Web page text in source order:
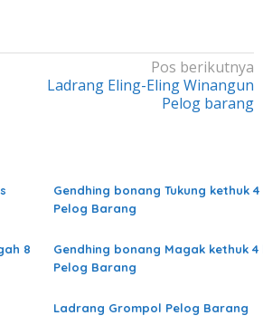
Pos berikutnya
Ladrang Eling-Eling Winangun
Pelog barang
Gendhing bonang Tukung kethuk
Pelog Barang
8
Gendhing bonang Magak kethuk
Pelog Barang
Ladrang Grompol Pelog Barang